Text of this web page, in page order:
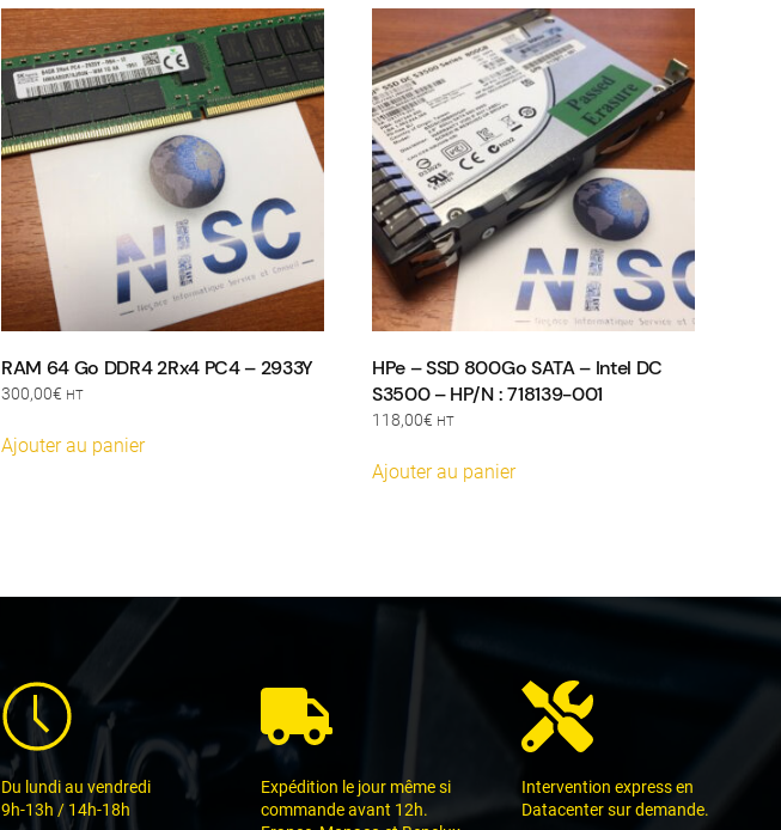
RAM 64 Go DDR4 2Rx4 PC4 – 2933Y
300,00€ HT
Ajouter au panier
HPe – SSD 800Go SATA – Intel DC
S3500 – HP/N : 718139-001
118,00€ HT
Ajouter au panier
Du lundi au vendredi
9h-13h / 14h-18h
Expédition le jour même si
commande avant 12h.
Intervention express en
Datacenter sur demande.